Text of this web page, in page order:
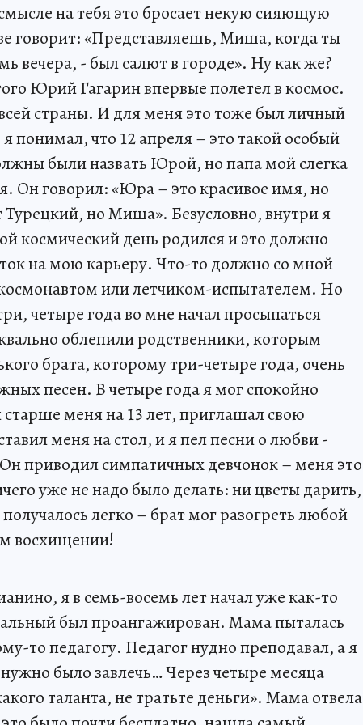
на тебя это бросает некую сияющую
говорит: «Представляешь, Миша, когда ты
вечера, - был салют в городе». Ну как же?
Юрий Гагарин впервые полетел в космос.
страны. И для меня это тоже был личный
что 12 апреля – это такой особый
были назвать Юрой, но папа мой слегка
Он говорил: «Юра – это красивое имя, но
но Миша». Безусловно, внутри я
космический день родился и это должно
на мою карьеру. Что-то должно со мной
или летчиком-испытателем. Но
четыре года во мне начал просыпаться
облепили родственники, которым
брата, которому три-четыре года, очень
песен. В четыре года я мог спокойно
меня на 13 лет, приглашал свою
меня на стол, и я пел песни о любви -
приводил симпатичных девчонок – меня это
уже не надо было делать: ни цветы дарить,
легко – брат мог разогреть любой
восхищении!
я в семь-восемь лет начал уже как-то
был проангажирован. Мама пыталась
то педагогу. Педагог нудно преподавал, а я
было завлечь… Через четыре месяца
таланта, не тратьте деньги». Мама отвела